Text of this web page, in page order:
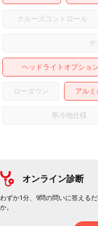
クルーズコントロール
サ
ヘッドライトオプション
ローダウン アル
寒冷地仕様
オンライン診断
わずか1分、9問の問いに答える
か。